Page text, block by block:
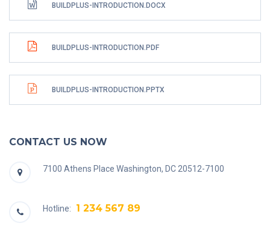
BUILDPLUS-INTRODUCTION.DOCX
BUILDPLUS-INTRODUCTION.PDF
BUILDPLUS-INTRODUCTION.PPTX
CONTACT US NOW
7100 Athens Place Washington, DC 20512-7100
Hotline: 1 234 567 89